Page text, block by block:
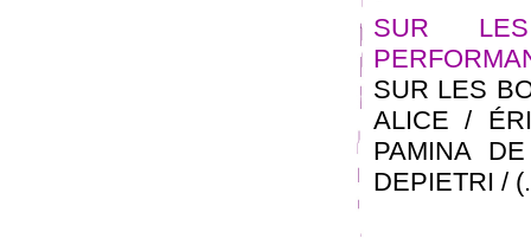
SUR
SUR LES
ALICE /
PAMINA
DEPIETRI /